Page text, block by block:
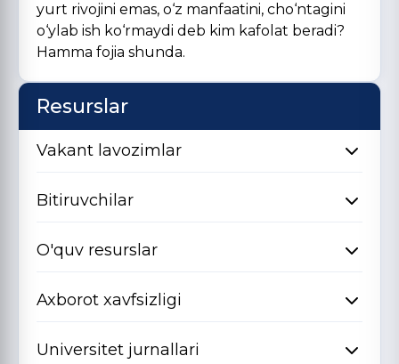
yurt rivojini emas, o‘z manfaatini, cho‘ntagini
o‘ylab ish ko‘rmaydi deb kim kafolat beradi?
Hamma fojia shunda.
Resurslar
Vakant lavozimlar
Bitiruvchilar
O'quv resurslar
Axborot xavfsizligi
Universitet jurnallari